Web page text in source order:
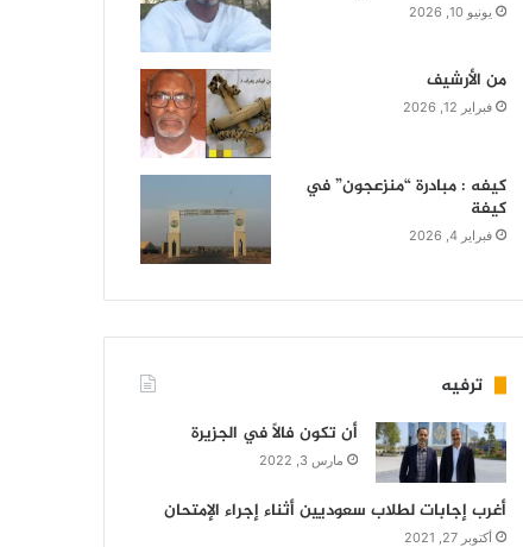
يونيو 10, 2026
من الأرشيف
فبراير 12, 2026
كيفه : مبادرة “منزعجون” في
كيفة
فبراير 4, 2026
ترفيه
أن تكون فالاً في الجزيرة
مارس 3, 2022
أغرب إجابات لطلاب سعوديين أثناء إجراء الإمتحان
أكتوبر 27, 2021